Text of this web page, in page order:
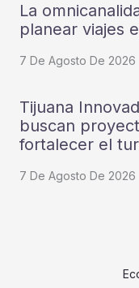
La
planear viajes
7 De Agosto De 2026
Tijuana
buscan
fortalecer el
7 De Agosto De 2026